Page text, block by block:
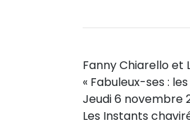
Fanny Chiarello et
« Fabuleux-ses :
Jeudi 6 novembre
Les Instants